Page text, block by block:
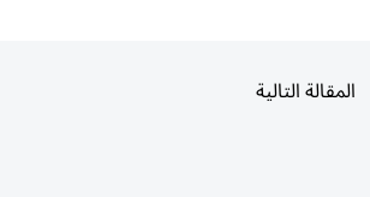
المقالة التالية